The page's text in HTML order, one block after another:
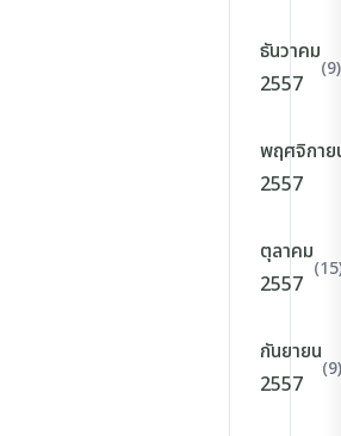
ธันวาคม
2557
(9)
พฤศจิกาย
2557
ตุลาคม
2557
กันยายน
2557
(9)